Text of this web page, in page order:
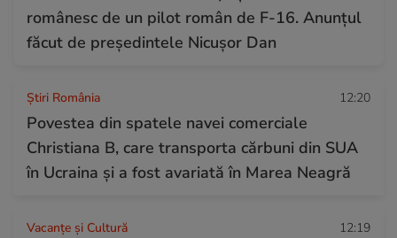
românesc de un pilot român de F-16. Anunțul
făcut de președintele Nicușor Dan
Știri România 12:20
Povestea din spatele navei comerciale
Christiana B, care transporta cărbuni din SUA
în Ucraina și a fost avariată în Marea Neagră
Vacanțe și Cultură 12:19